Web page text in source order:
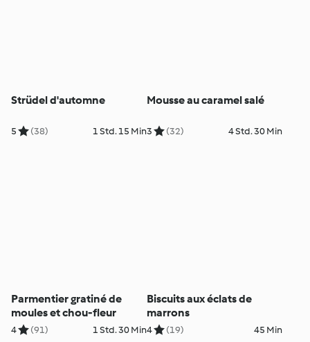
Strüdel d'automne
5 (38) 1 Std. 15 Min
Mousse au caramel salé
3 (32) 4 Std. 30 Min
Parmentier gratiné de
moules et chou-fleur
4 (91) 1 Std. 30 Min
Biscuits aux éclats de
marrons
4 (19) 45 Min